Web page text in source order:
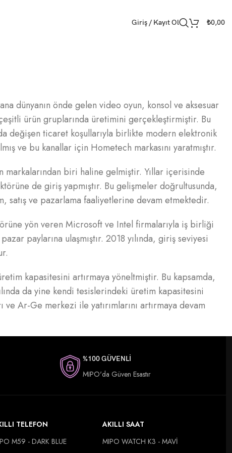
Giriş / Kayıt Ol ₺0,00
dünyanın önde gelen video oyun, konsol ve aksesuar
ürün gruplarında üretimini gerçekleştirmiştir. Bu
değişen ticaret koşullarıyla birlikte modern elektronik
ve bu kanallar için Hometech markasını yaratmıştır.
markalarından biri haline gelmiştir. Yıllar içerisinde
de giriş yapmıştır. Bu gelişmeler doğrultusunda,
satış ve pazarlama faaliyetlerine devam etmektedir.
yön veren Microsoft ve Intel firmalarıyla iş birliği
paylarına ulaşmıştır. 2018 yılında, giriş seviyesi
kapasitesini artırmaya yöneltmiştir. Bu kapsamda,
da yine kendi tesislerindeki üretim kapasitesini
Ar-Ge merkezi ile yatırımlarını artırmaya devam
%100 GÜVENLİ
MIPO'da Güven Esastır
TELEFON
M59 - DARK BLUE
AKILLI SAAT
MIPO WATCH K3 - MAVİ